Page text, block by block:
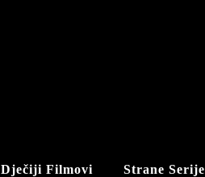
Dječiji Filmovi Strane Serije